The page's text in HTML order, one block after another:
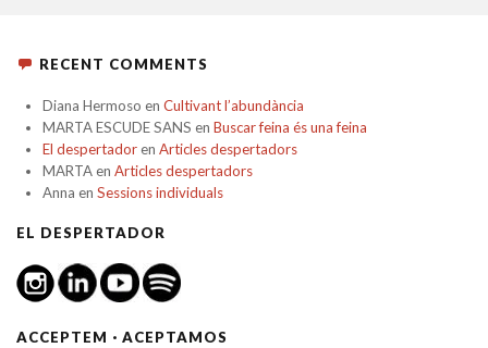
RECENT COMMENTS
Diana Hermoso en Cultivant l’abundància
MARTA ESCUDE SANS en Buscar feina és una feina
El despertadoren Articles despertadors
MARTAen Articles despertadors
Anna en Sessions individuals
EL DESPERTADOR
ACCEPTEM · ACEPTAMOS